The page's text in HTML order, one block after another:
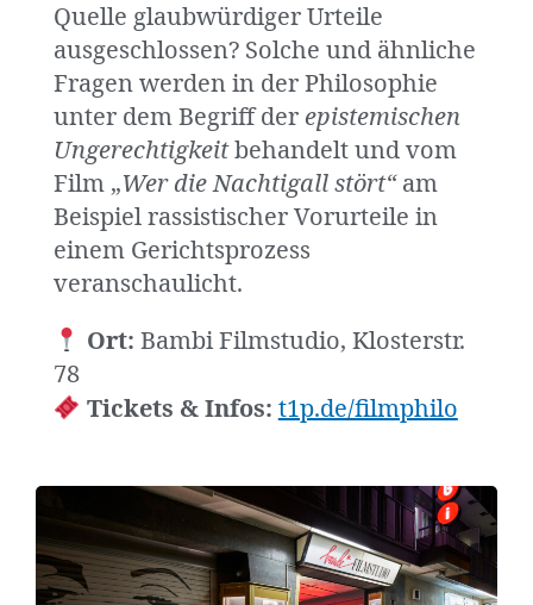
Quelle glaubwürdiger Urteile
ausgeschlossen? Solche und ähnliche
Fragen werden in der Philosophie
unter dem Begriff der epistemischen
Ungerechtigkeitbehandelt und vom
Film „Wer die Nachtigall stört“am
Beispiel rassistischer Vorurteile in
einem Gerichtsprozess
veranschaulicht.
Ort: Bambi Filmstudio, Klosterstr.
78
Tickets & Infos: t1p.de/filmphilo